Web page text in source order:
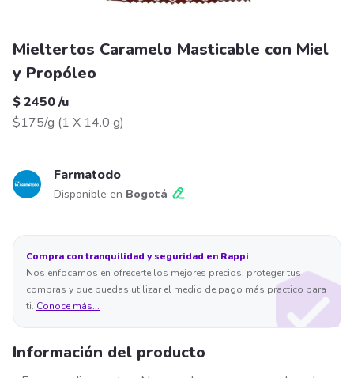
Mieltertos Caramelo Masticable con Miel
y Propóleo
$ 2450/u
$175/g (1 X 14.0 g)
Farmatodo
Disponible en Bogotá
Compra con tranquilidad y seguridad en Rappi
Nos enfocamos en ofrecerte los mejores precios, proteger tus
compras y que puedas utilizar el medio de pago más practico para
ti. Conoce más...
Información del producto